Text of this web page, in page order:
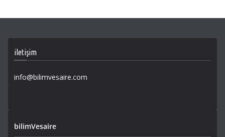
iletişim
info@bilimvesaire.com
bilimVesaire